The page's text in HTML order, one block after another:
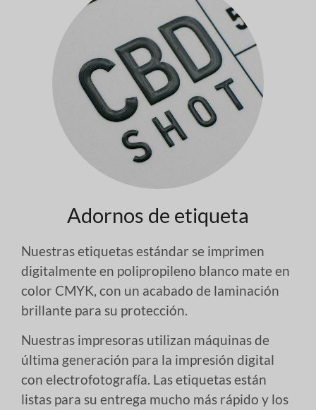
Adornos de etiqueta
Nuestras etiquetas estándar se imprimen
digitalmente en polipropileno blanco mate en
color CMYK, con un acabado de laminación
brillante para su protección.
Nuestras impresoras utilizan máquinas de
última generación para la impresión digital
con electrofotografía. Las etiquetas están
listas para su entrega mucho más rápido y los